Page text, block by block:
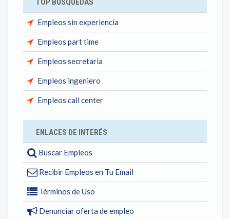
TOP BÚSQUEDAS
Empleos sin experiencia
Empleos part time
Empleos secretaria
Empleos ingeniero
Empleos call center
ENLACES DE INTERÉS
Buscar Empleos
Recibir Empleos en Tu Email
Términos de Uso
Denunciar oferta de empleo